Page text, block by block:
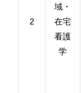
2
域・
在宅
看護
学